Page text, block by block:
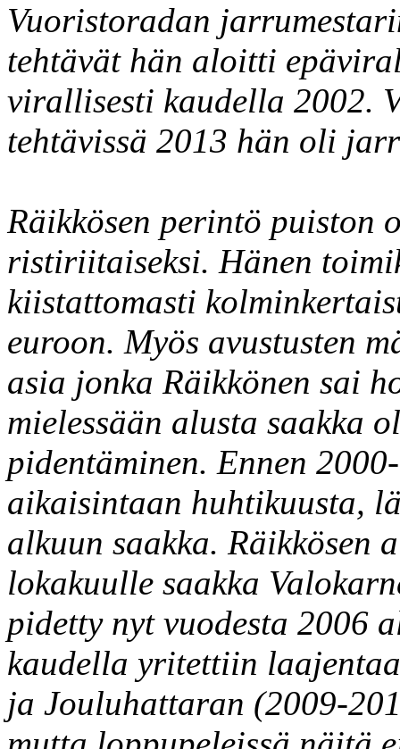
Vuoristoradan
tehtävät hän aloitti
virallisesti kaudella 2002.
tehtävissä 2013 hän oli
Räikkösen perintö puiston
ristiriitaiseksi. Hänen
kiistattomasti
euroon. Myös avustusten
asia jonka Räikkönen sai
mielessään alusta saakka
pidentäminen. Ennen
aikaisintaan huhtikuusta,
alkuun saakka. Räikkösen
lokakuulle saakka
pidetty nyt vuodesta 2006
kaudella yritettiin
ja Jouluhattaran (2009-